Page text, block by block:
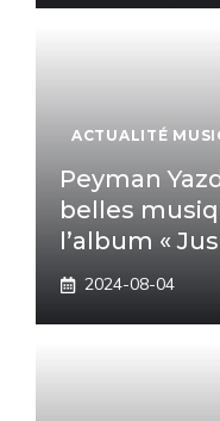
ACTUALITÉ
Peyman
belles
l’album «
2024-08-04